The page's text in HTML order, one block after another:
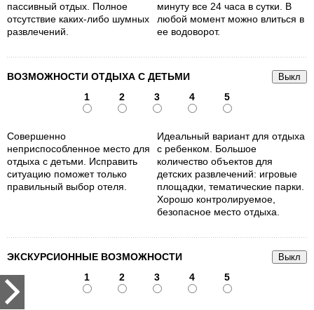
пассивный отдых. Полное
отсутствие каких-либо шумных
развлечений.
минуту все 24 часа в сутки. В
любой момент можно влиться в
ее водоворот.
ВОЗМОЖНОСТИ ОТДЫХА С ДЕТЬМИ
1
2 3 4 5
Совершенно
неприспособленное место для
отдыха с детьми. Исправить
ситуацию поможет только
правильный выбор отеля.
Идеальный вариант для отдыха
с ребенком. Большое
количество объектов для
детских развлечений: игровые
площадки, тематические парки.
Хорошо контролируемое,
безопасное место отдыха.
ЭКСКУРСИОННЫЕ ВОЗМОЖНОСТИ
1
2 3 4 5